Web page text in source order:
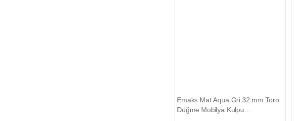
Emaks Mat Aqua Gri 32 mm Toro
Düğme Mobilya Kulpu